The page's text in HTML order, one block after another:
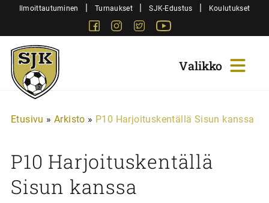
SiirryIlmoittautuminen | Turnaukset | SJK-Edustus | Koulutukset
FacebookInstagram
Twitter
Sjk-
Juniorit
Etusivu » Arkisto » P10 Harjoituskentällä Sisun kanssa
P10 Harjoituskentällä
Sisun kanssa